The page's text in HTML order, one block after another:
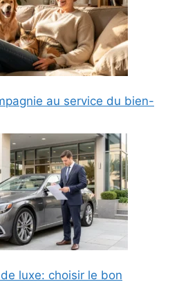
au service du bien-
luxe: choisir le bon